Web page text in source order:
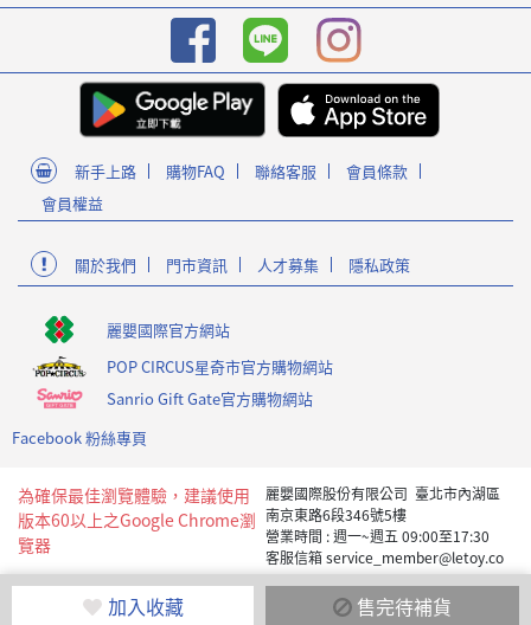
加入收藏 售完待補貨
新手上路 購物FAQ 聯絡客服
會員條款
會員權益
關於我們 門市資訊 人才募集 隱私政策
麗嬰國際官方網站
POP CIRCUS星奇市官方購物網站
Sanrio Gift Gate官方購物網站
Facebook 粉絲專頁
為確保最佳瀏覽體驗，建議使用
版本60以上之Google Chrome瀏
覽器
麗嬰國際股份有限公司 臺北市內湖區
南京東路6段346號5樓
營業時間 : 週一~週五 09:00至17:30
客服信箱 service_member@letoy.co
Copyright 2019 麗嬰國際版權所有